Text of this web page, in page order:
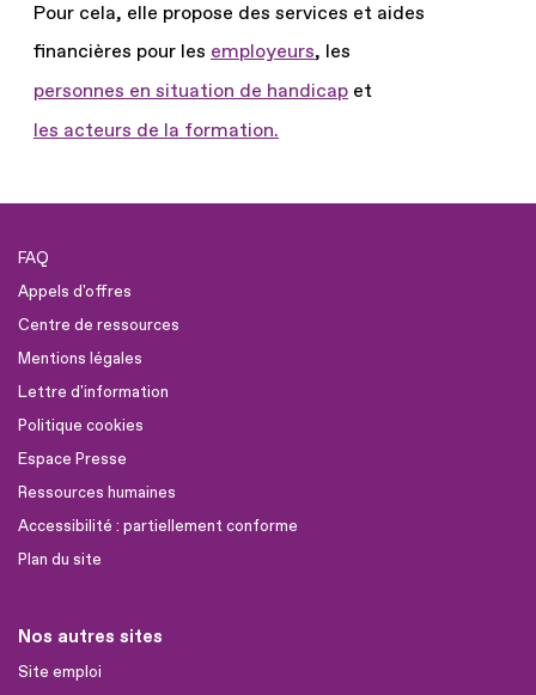
Pour cela, elle propose des services et aides
financières pour les employeurs, les
personnes en situation de handicap et
les acteurs de la formation.
FAQ
Appels d'offres
Centre de ressources
Mentions légales
Lettre d'information
Politique cookies
Espace Presse
Ressources humaines
Accessibilité : partiellement conforme
Plan du site
Nos autres sites
Site emploi